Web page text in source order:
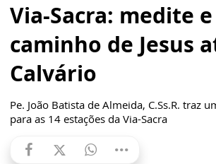
Via-Sacra: medite
caminho de Jesus
Calvário
Pe. João Batista de Almeida, C.Ss.R. traz
para as 14 estações da Via-Sacra